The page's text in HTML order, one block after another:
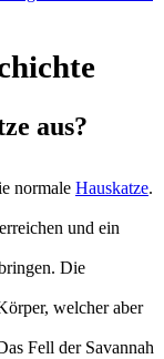
aus?
normale Hauskatze.
erreichen und ein
Die
welcher aber
Fell der Savannah